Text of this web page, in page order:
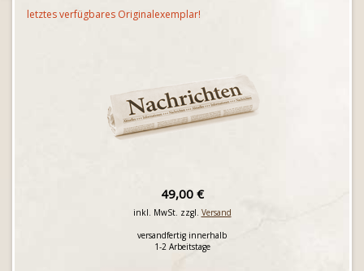
letztes verfügbares Originalexemplar!
49,00 €
inkl. MwSt. zzgl. Versand
versandfertig innerhalb
1-2 Arbeitstage